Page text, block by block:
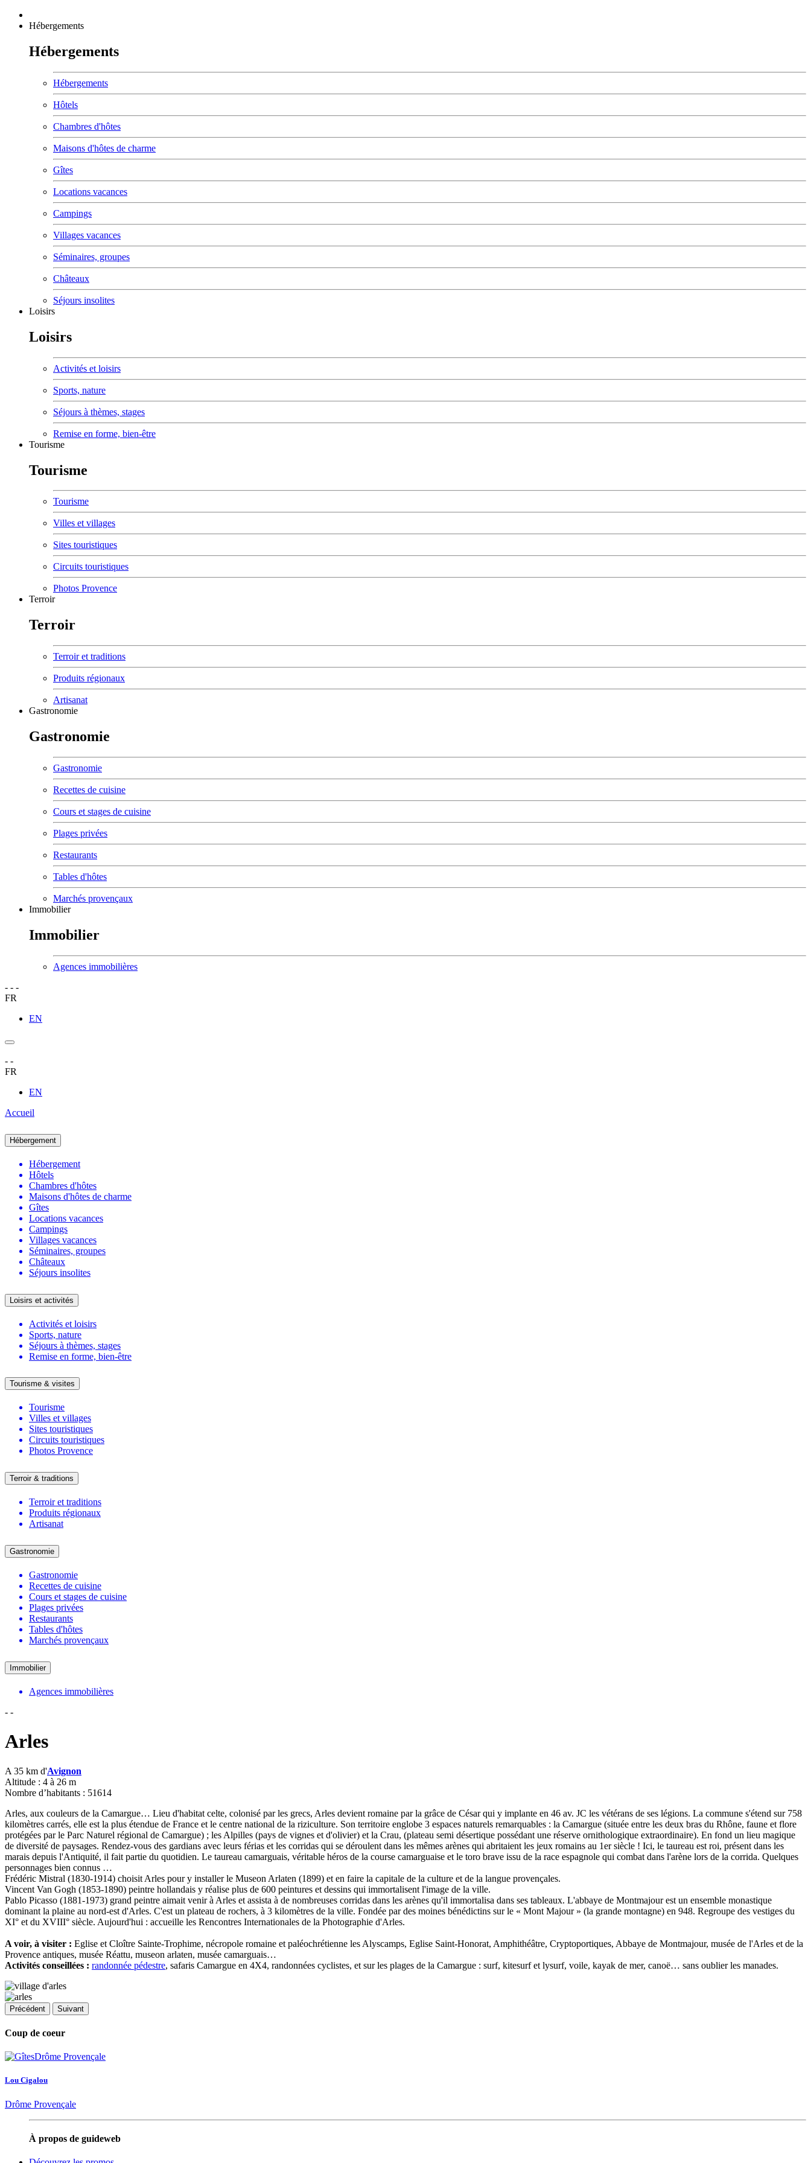
Hébergements
Hébergements
Hébergements
Hôtels
Chambres d'hôtes
Maisons d'hôtes de charme
Gîtes
Locations vacances
Campings
Villages vacances
Séminaires, groupes
Châteaux
Séjours insolites
Loisirs
Loisirs
Activités et loisirs
Sports, nature
Séjours à thèmes, stages
Remise en forme, bien-être
Tourisme
Tourisme
Tourisme
Villes et villages
Sites touristiques
Circuits touristiques
Photos Provence
Terroir
Terroir
Terroir et traditions
Produits régionaux
Artisanat
Gastronomie
Gastronomie
Gastronomie
Recettes de cuisine
Cours et stages de cuisine
Plages privées
Restaurants
Tables d'hôtes
Marchés provençaux
Immobilier
Immobilier
Agences immobilières
- - -
FR
EN
- -
FR
EN
Accueil
Hébergement
Hébergement
Hôtels
Chambres d'hôtes
Maisons d'hôtes de charme
Gîtes
Locations vacances
Campings
Villages vacances
Séminaires, groupes
Châteaux
Séjours insolites
Loisirs et activités
Activités et loisirs
Sports, nature
Séjours à thèmes, stages
Remise en forme, bien-être
Tourisme & visites
Tourisme
Villes et villages
Sites touristiques
Circuits touristiques
Photos Provence
Terroir & traditions
Terroir et traditions
Produits régionaux
Artisanat
Gastronomie
Gastronomie
Recettes de cuisine
Cours et stages de cuisine
Plages privées
Restaurants
Tables d'hôtes
Marchés provençaux
Immobilier
Agences immobilières
- -
Arles
A 35 km d'Avignon
Altitude : 4 à 26 m
Nombre d’habitants : 51614
Arles, aux couleurs de la Camargue… Lieu d'habitat celte, colonisé par les grecs, Arles devient romaine par la grâce de César qui y implante en 46 av. JC les vétérans de ses légions. La commune s'étend sur 758
kilomètres carrés, elle est la plus étendue de France et le centre national de la riziculture. Son territoire englobe 3 espaces naturels remarquables : la Camargue (située entre les deux bras du Rhône, faune et flore
protégées par le Parc Naturel régional de Camargue) ; les Alpilles (pays de vignes et d'olivier) et la Crau, (plateau semi désertique possédant une réserve ornithologique extraordinaire). En fond un lieu magique
de diversité de paysages. Rendez-vous des gardians avec leurs férias et les corridas qui se déroulent dans les mêmes arènes qui abritaient les jeux romains au 1er siècle ! Ici, le taureau est roi, présent dans les
marais depuis l'Antiquité, il fait partie du quotidien. Le taureau camarguais, véritable héros de la course camarguaise et le toro brave issu de la race espagnole qui combat dans l'arène lors de la corrida. Quelques
personnages bien connus …
Frédéric Mistral (1830-1914) choisit Arles pour y installer le Museon Arlaten (1899) et en faire la capitale de la culture et de la langue provençales.
Vincent Van Gogh (1853-1890) peintre hollandais y réalise plus de 600 peintures et dessins qui immortalisent l'image de la ville.
Pablo Picasso (1881-1973) grand peintre aimait venir à Arles et assista à de nombreuses corridas dans les arènes qu'il immortalisa dans ses tableaux. L'abbaye de Montmajour est un ensemble monastique
dominant la plaine au nord-est d'Arles. C'est un plateau de rochers, à 3 kilomètres de la ville. Fondée par des moines bénédictins sur le « Mont Majour » (la grande montagne) en 948. Regroupe des vestiges du
XI° et du XVIII° siècle. Aujourd'hui : accueille les Rencontres Internationales de la Photographie d'Arles.
A voir, à visiter : Eglise et Cloître Sainte-Trophime, nécropole romaine et paléochrétienne les Alyscamps, Eglise Saint-Honorat, Amphithéâtre, Cryptoportiques, Abbaye de Montmajour, musée de l'Arles et de la
Provence antiques, musée Réattu, museon arlaten, musée camarguais…
Activités conseillées : randonnée pédestre, safaris Camargue en 4X4, randonnées cyclistes, et sur les plages de la Camargue : surf, kitesurf et lysurf, voile, kayak de mer, canoë… sans oublier les manades.
Précédent Suivant
Coup de coeur
Lou Cigalou
Drôme Provençale
À propos de guideweb